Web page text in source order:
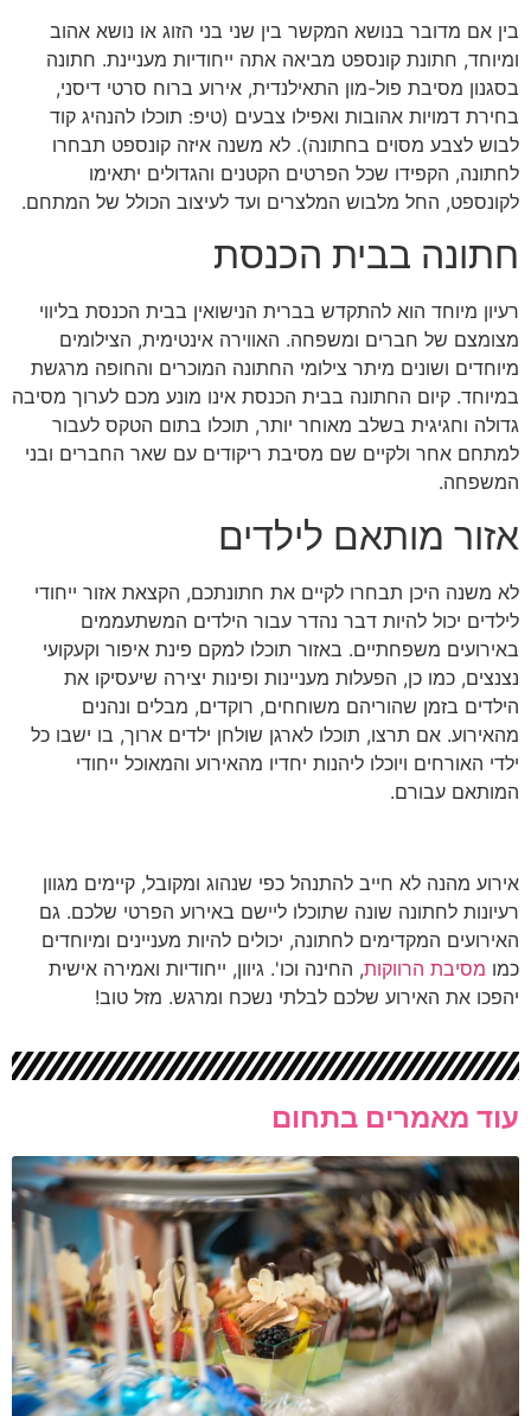
בין אם מדובר בנושא המקשר בין שני בני הזוג או נושא אהוב
ומיוחד, חתונת קונספט מביאה אתה ייחודיות מעניינת. חתונה
בסגנון מסיבת פול-מון התאילנדית, אירוע ברוח סרטי דיסני,
בחירת דמויות אהובות ואפילו צבעים (טיפ: תוכלו להנהיג קוד
לבוש לצבע מסוים בחתונה). לא משנה איזה קונספט תבחרו
לחתונה, הקפידו שכל הפרטים הקטנים והגדולים יתאימו
לקונספט, החל מלבוש המלצרים ועד לעיצוב הכולל של המתחם.
חתונה בבית הכנסת
רעיון מיוחד הוא להתקדש בברית הנישואין בבית הכנסת בליווי
מצומצם של חברים ומשפחה. האווירה אינטימית, הצילומים
מיוחדים ושונים מיתר צילומי החתונה המוכרים והחופה מרגשת
במיוחד. קיום החתונה בבית הכנסת אינו מונע מכם לערוך מסיבה
גדולה וחגיגית בשלב מאוחר יותר, תוכלו בתום הטקס לעבור
למתחם אחר ולקיים שם מסיבת ריקודים עם שאר החברים ובני
המשפחה.
אזור מותאם לילדים
לא משנה היכן תבחרו לקיים את חתונתכם, הקצאת אזור ייחודי
לילדים יכול להיות דבר נהדר עבור הילדים המשתעממים
באירועים משפחתיים. באזור תוכלו למקם פינת איפור וקעקועי
נצנצים, כמו כן, הפעלות מעניינות ופינות יצירה שיעסיקו את
הילדים בזמן שהוריהם משוחחים, רוקדים, מבלים ונהנים
מהאירוע. אם תרצו, תוכלו לארגן שולחן ילדים ארוך, בו ישבו כל
ילדי האורחים ויוכלו ליהנות יחדיו מהאירוע והמאוכל ייחודי
המותאם עבורם.
אירוע מהנה לא חייב להתנהל כפי שנהוג ומקובל, קיימים מגוון
רעיונות לחתונה שונה שתוכלו ליישם באירוע הפרטי שלכם. גם
האירועים המקדימים לחתונה, יכולים להיות מעניינים ומיוחדים
כמו מסיבת הרווקות, החינה וכו'. גיוון, ייחודיות ואמירה אישית
יהפכו את האירוע שלכם לבלתי נשכח ומרגש. מזל טוב!
עוד מאמרים בתחום